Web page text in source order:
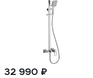
32 990 ₽